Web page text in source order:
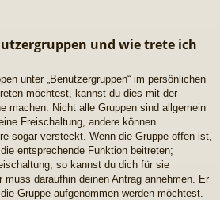
und wie trete ich
unter „Benutzergruppen“ im persönlichen
möchtest, kannst du dies mit der
machen. Nicht alle Gruppen sind allgemein
Freischaltung, andere können
sogar versteckt. Wenn die Gruppe offen ist,
entsprechende Funktion beitreten;
so kannst du dich für sie
muss daraufhin deinen Antrag annehmen. Er
Gruppe aufgenommen werden möchtest.